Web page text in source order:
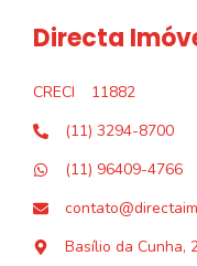
Directa
CRECI
11882
(11) 3294-8700
(11) 96409-4766
Basílio da Cunha,